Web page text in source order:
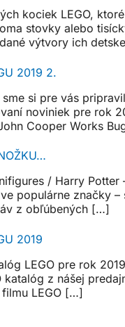
kociek LEGO,
stovky alebo
výtvory ich
2019 2.
si pre vás
noviniek pre rok
Cooper Works
/ Harry Potter
populárne značky –
z obľúbených […]
2019
LEGO pre rok
katalóg z nášej
LEGO […]